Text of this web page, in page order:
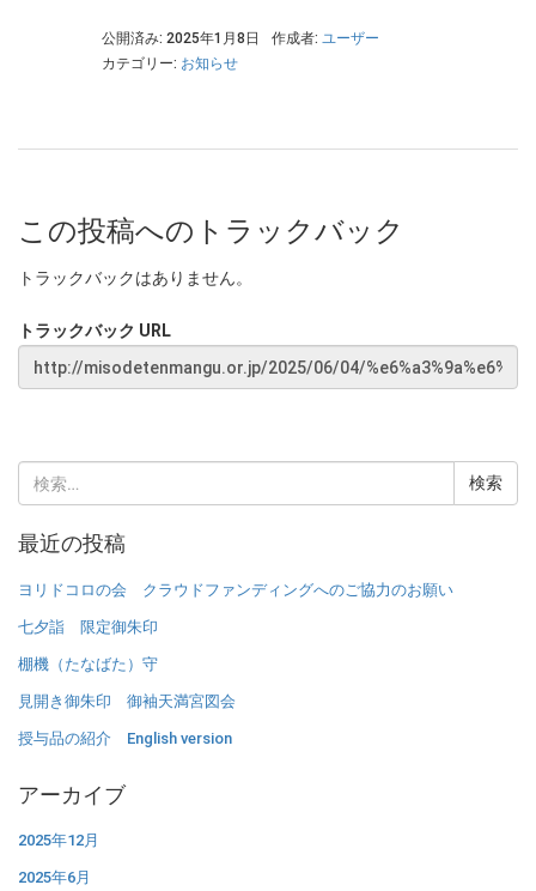
公開済み: 2025年1月8日 作成者: ユーザー
カテゴリー: お知らせ
この投稿へのトラックバック
トラックバックはありません。
トラックバック URL
索:
最近の投稿
ヨリドコロの会 クラウドファンディングへのご協力のお願い
七夕詣 限定御朱印
棚機（たなばた）守
見開き御朱印 御袖天満宮図会
授与品の紹介 English version
アーカイブ
2025年12月
2025年6月